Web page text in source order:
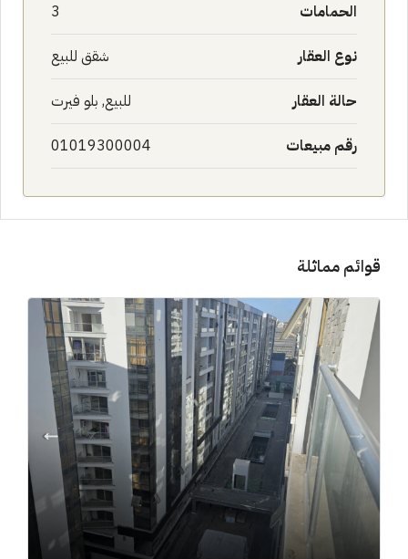
الحمامات 3
نوع العقار شقق للبيع
حالة العقار للبيع, بلو فيرت
رقم مبيعات 01019300004
قوائم مماثلة